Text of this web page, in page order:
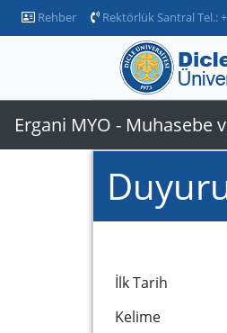
Rehber Rektörlük Santral Tel.:
Ergani MYO - Muhasebe
İlk Tarih
Kelime